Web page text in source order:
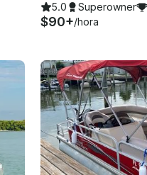
5.0 Superowner
$90+/hora